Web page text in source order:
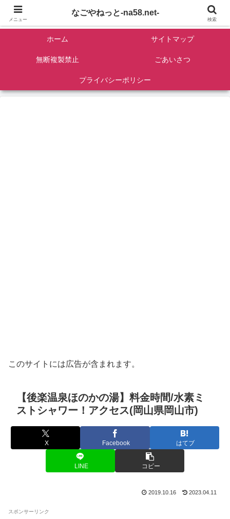
名古屋を中心に全国観光名所紹介/バンコンDIY/ゴロマル・よっちゃん夫婦のド
ホーム サイトマップ
無断複製禁止 ごあいさつ
プライバシーポリシー
このサイトには広告が含まれます。
【後楽温泉ほのかの湯】料金時間/水素ミ
ストシャワー！アクセス(岡山県岡山市)
X Facebook はてブ
LINE コピー
2019.10.16 2023.04.11
スポンサーリンク
メニュー
なごやねっと-na58.net-
検索